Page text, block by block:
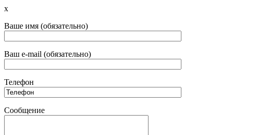
x
Ваше имя (обязательно)
Ваш e-mail (обязательно)
Телефон
Сообщение